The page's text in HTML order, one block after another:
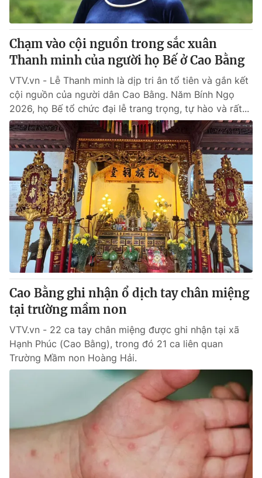
Chạm vào cội nguồn trong sắc xuân
Thanh minh của người họ Bế ở Cao Bằng
VTV.vn - Lễ Thanh minh là dịp tri ân tổ tiên và gắn kết
cội nguồn của người dân Cao Bằng. Năm Bính Ngọ
2026, họ Bế tổ chức đại lễ trang trọng, tự hào và rất...
Cao Bằng ghi nhận ổ dịch tay chân miệng
tại trường mầm non
VTV.vn - 22 ca tay chân miệng được ghi nhận tại xã
Hạnh Phúc (Cao Bằng), trong đó 21 ca liên quan
Trường Mầm non Hoàng Hải.